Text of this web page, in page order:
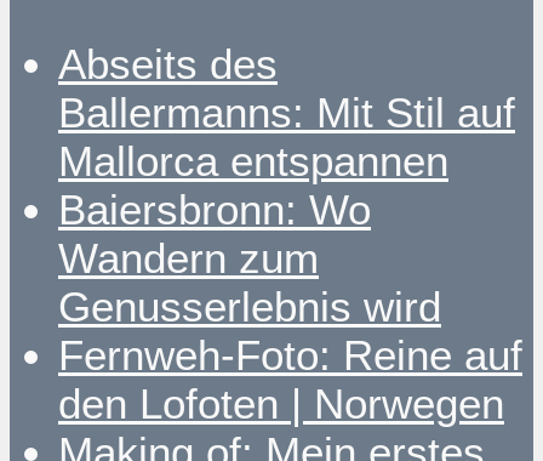
Abseits des
Ballermanns: Mit Stil auf
Mallorca entspannen
Baiersbronn: Wo
Wandern zum
Genusserlebnis wird
Fernweh-Foto: Reine auf
den Lofoten | Norwegen
Making of: Mein erstes